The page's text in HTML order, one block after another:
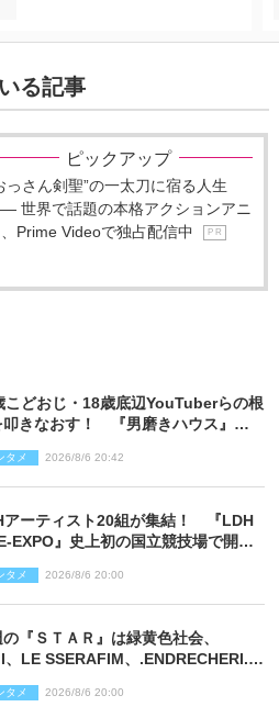
る記事
ピックアップ
っさん剣聖”の一太刀に宿る人生
世界で話題の本格アクションアニ
、Prime Videoで独占配信中
P R
こどおじ・18歳底辺YouTuberらの根
叩きなおす！ 『男磨きハウス』第2
タメ 2026/8/6 20:42
アーティスト20組が集結！ 『LDH
』史上初の国立競技場で開催
タメ 2026/8/6 20:00
『ＳＴＡＲ』は緑黄色社会、
、LE SSERAFIM、.ENDRECHERI.が
タメ 2026/8/6 20:00